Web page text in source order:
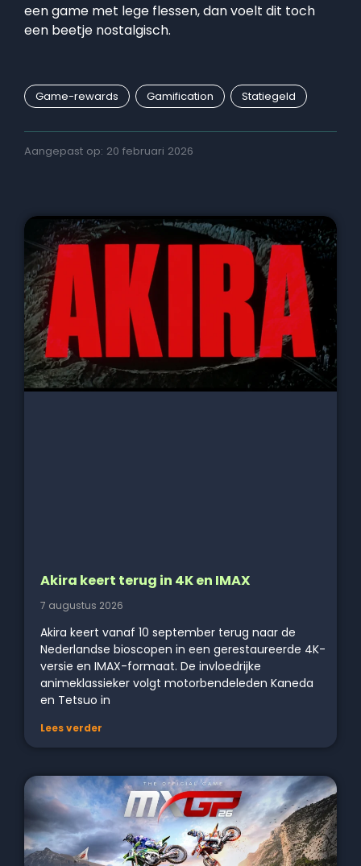
een game met lege flessen, dan voelt dit toch
een beetje nostalgisch.
Game-rewards Gamification Statiegeld
Aangepast op: 20 februari 2026
Akira keert terug in 4K en IMAX
7 augustus 2026
Akira keert vanaf 10 september terug naar de
Nederlandse bioscopen in een gerestaureerde 4K-
versie en IMAX-formaat. De invloedrijke
animeklassieker volgt motorbendeleden Kaneda
en Tetsuo in
Lees verder